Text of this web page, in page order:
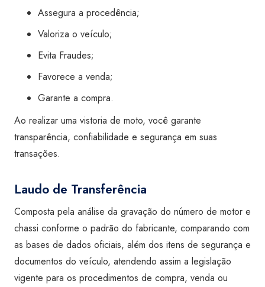
Assegura a procedência;
Valoriza o veículo;
Evita Fraudes;
Favorece a venda;
Garante a compra.
Ao realizar uma vistoria de moto, você garante
transparência, confiabilidade e segurança em suas
transações.
Laudo de Transferência
Composta pela análise da gravação do número de motor e
chassi conforme o padrão do fabricante, comparando com
as bases de dados oficiais, além dos itens de segurança e
documentos do veículo, atendendo assim a legislação
vigente para os procedimentos de compra, venda ou